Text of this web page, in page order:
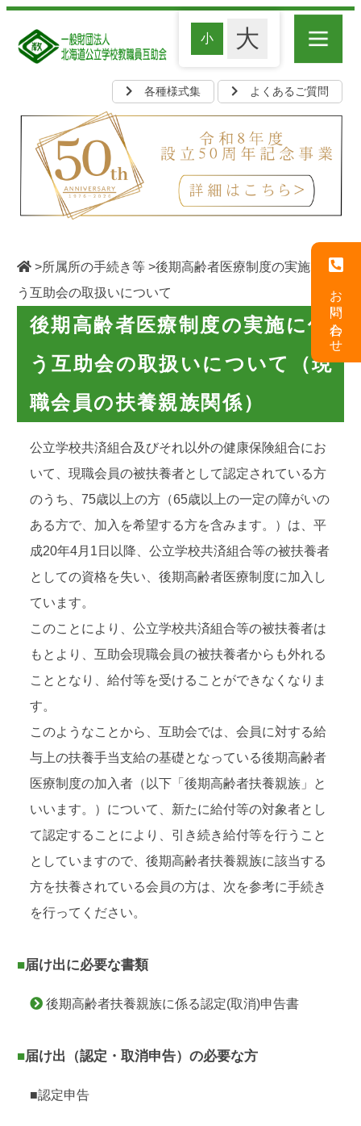
各種様式集 よくあるご質問
お問い合わせ
>所属所の手続き等>後期高齢者医療制度の実施に伴
う互助会の取扱いについて
後期高齢者医療制度の実施に伴
う互助会の取扱いについて（現
職会員の扶養親族関係）
公立学校共済組合及びそれ以外の健康保険組合にお
いて、現職会員の被扶養者として認定されている方
のうち、75歳以上の方（65歳以上の一定の障がいの
ある方で、加入を希望する方を含みます。）は、平
成20年4月1日以降、公立学校共済組合等の被扶養者
としての資格を失い、後期高齢者医療制度に加入し
ています。
このことにより、公立学校共済組合等の被扶養者は
もとより、互助会現職会員の被扶養者からも外れる
こととなり、給付等を受けることができなくなりま
す。
このようなことから、互助会では、会員に対する給
与上の扶養手当支給の基礎となっている後期高齢者
医療制度の加入者（以下「後期高齢者扶養親族」と
いいます。）について、新たに給付等の対象者とし
て認定することにより、引き続き給付等を行うこと
としていますので、後期高齢者扶養親族に該当する
方を扶養されている会員の方は、次を参考に手続き
を行ってください。
■届け出に必要な書類
後期高齢者扶養親族に係る認定(取消)申告書
■届け出（認定・取消申告）の必要な方
■認定申告